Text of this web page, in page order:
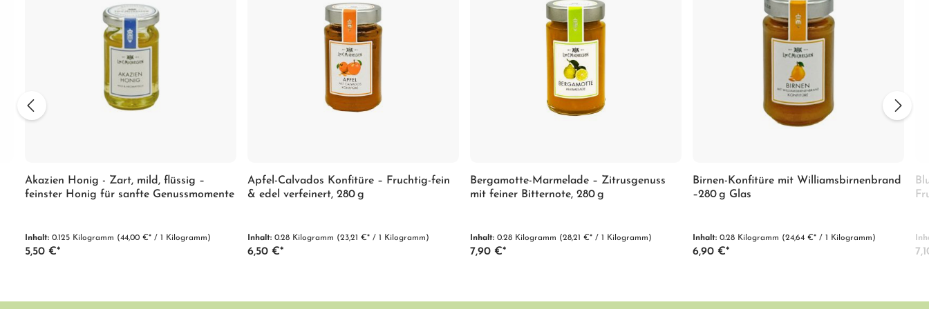
Akazien Honig - Zart, mild, flüssig –
feinster Honig für sanfte Genussmomente
Inhalt: 0.125 Kilogramm (44,00 €* / 1 Kilogramm)
5,50 €*
Apfel-Calvados Konfitüre – Fruchtig-fein
& edel verfeinert, 280 g
Inhalt: 0.28 Kilogramm (23,21 €* / 1 Kilogramm)
6,50 €*
Bergamotte-Marmelade – Zitrusgenuss
mit feiner Bitternote, 280 g
Inhalt: 0.28 Kilogramm (28,21 €* / 1 Kilogramm)
7,90 €*
Birnen-Konfitüre mit Williamsbirnenbrand
–280 g Glas
Inhalt: 0.28 Kilogramm (24,64 €* / 1 Kilogramm)
6,90 €*